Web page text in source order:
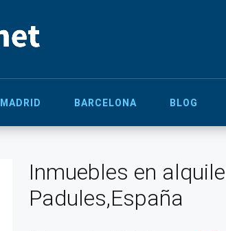
MADRID BARCELONA BLOG
Inmuebles en
Padules,España